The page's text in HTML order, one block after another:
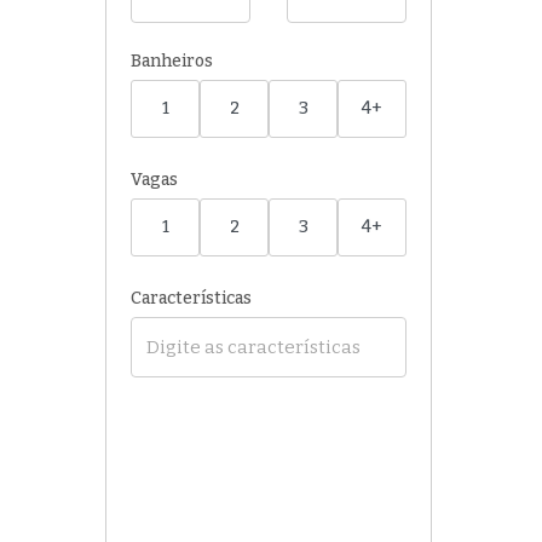
Banheiros
1 2 3 4+
Vagas
1 2 3 4+
Características